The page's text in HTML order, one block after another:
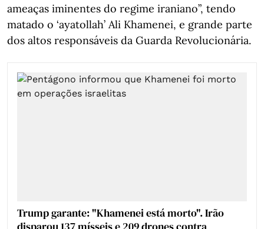
ameaças iminentes do regime iraniano”, tendo
matado o ‘ayatollah’ Ali Khamenei, e grande parte
dos altos responsáveis da Guarda Revolucionária.
Trump garante: "Khamenei está morto". Irão